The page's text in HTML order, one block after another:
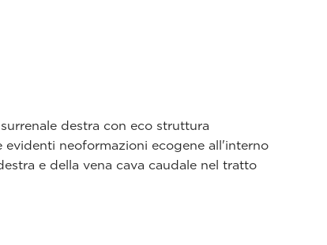
destra con eco struttura
evidenti neoformazioni ecogene all'interno
e della vena cava caudale nel tratto